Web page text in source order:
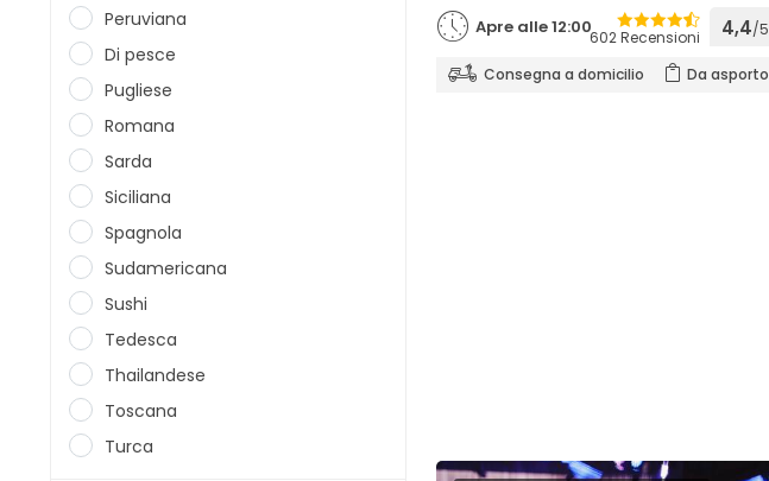
Peruviana
Di pesce
Pugliese
Romana
Sarda
Siciliana
Spagnola
Sudamericana
Sushi
Tedesca
Thailandese
Toscana
Turca
Apre alle 12:00602 Recensioni 4,4/5
Consegna a domicilio Da asporto